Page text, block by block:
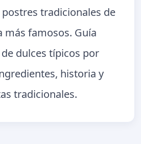
tradicionales de
más famosos. Guía
dulces típicos por
historia y
tradicionales.